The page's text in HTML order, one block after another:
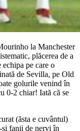
la Manchester
plăcerea de a
pe care o
de Sevilla, pe Old
golurile venind în
0-2 chiar! Iată că se
(ăsta e cuvântul)
fanii de nervi în